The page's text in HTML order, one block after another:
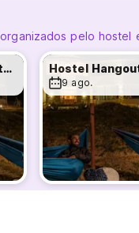
pelo hostel
Hostel Hangouts: Board Games & Beyond
9 ago.